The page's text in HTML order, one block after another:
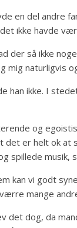
en del andre
ikke havde
der så ikke
mig naturligvis
han ikke. I
og
det er helt ok at
spillede musik,
kan vi godt
mange
det dog, da